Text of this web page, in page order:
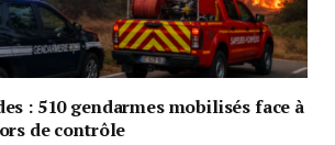
: 510 gendarmes mobilisés face à
de contrôle